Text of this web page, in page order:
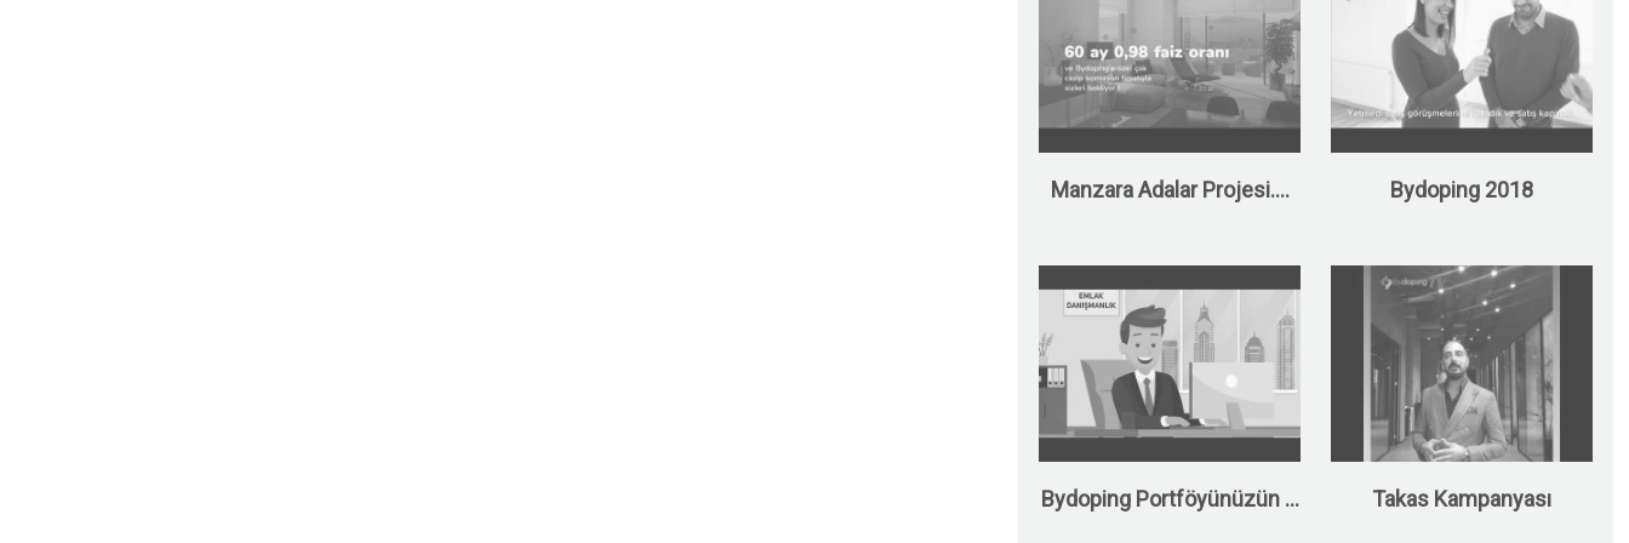
Manzara Adalar Projesi.... Bydoping 2018
Bydoping Portföyünüzün ... Takas Kampanyası